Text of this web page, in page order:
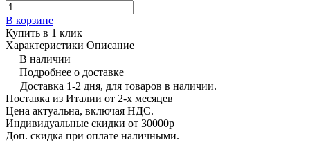
В корзине
Купить в 1 клик
Характеристики Описание
В наличии
Подробнее о доставке
Доставка 1-2 дня, для товаров в наличии.
Поставка из Италии от 2-х месяцев
Цена актуальна, включая НДС.
Индивидуальные скидки от 30000р
Доп. скидка при оплате наличными.